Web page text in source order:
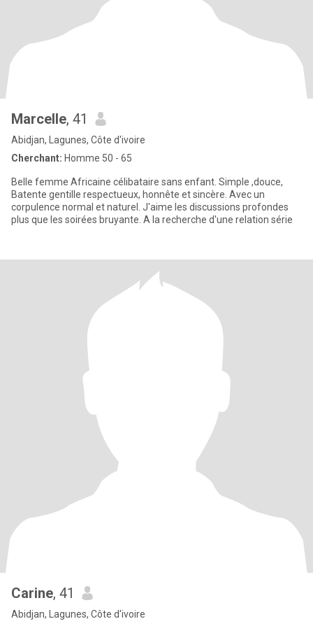
Marcelle, 41
Abidjan, Lagunes, Côte d'ivoire
Cherchant: Homme 50 - 65
Belle femme Africaine célibataire sans enfant. Simple ,douce,
Batente gentille respectueux, honnête et sincère. Avec un
corpulence normal et naturel. J'aime les discussions profondes
plus que les soirées bruyante. A la recherche d'une relation série
Carine, 41
Abidjan, Lagunes, Côte d'ivoire